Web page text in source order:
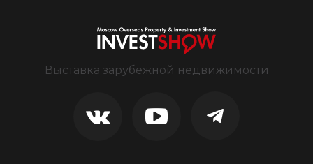
Выставка зарубежной недвижимости